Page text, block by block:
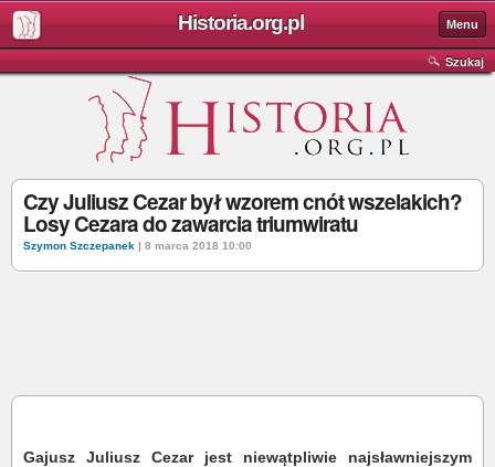
Historia.org.pl Menu
Szukaj
Czy Juliusz Cezar był wzorem cnót wszelakich?
Losy Cezara do zawarcia triumwiratu
Szymon Szczepanek | 8 marca 2018 10:00
Gajusz Juliusz Cezar jest niewątpliwie najsławniejszym